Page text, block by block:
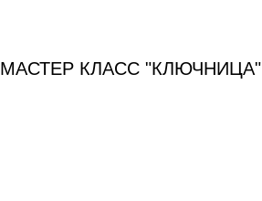
МАСТЕР КЛАСС "КЛЮЧНИЦА"